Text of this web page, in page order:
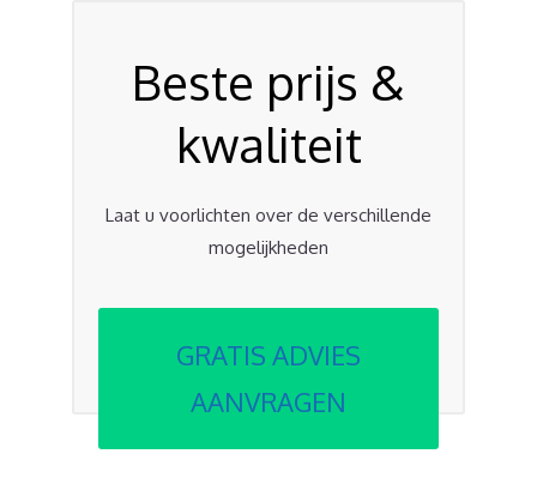
Beste prijs &
kwaliteit
Laat u voorlichten over de verschillende
mogelijkheden
GRATIS ADVIES
AANVRAGEN